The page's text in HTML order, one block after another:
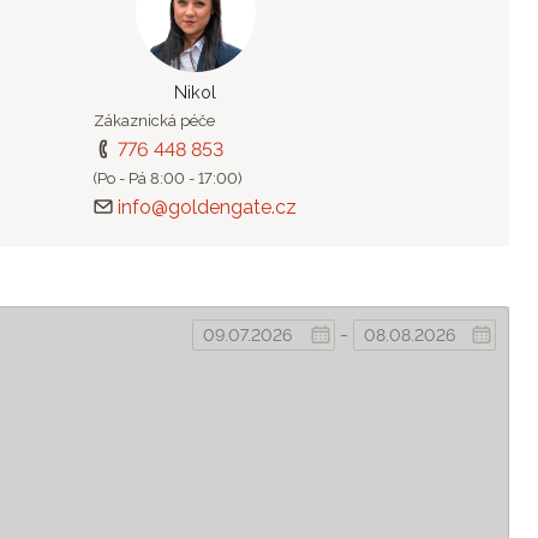
Nikol
Zákaznická péče
776 448 853
(Po - Pá 8:00 - 17:00)
info@goldengate.cz
-